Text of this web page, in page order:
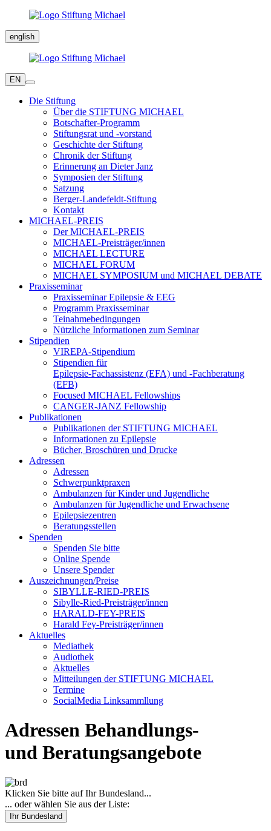
english
EN
Die Stiftung
Über die STIFTUNG MICHAEL
Botschafter-Programm
Stiftungsrat und -vorstand
Geschichte der Stiftung
Chronik der Stiftung
Erinnerung an Dieter Janz
Symposien der Stiftung
Satzung
Berger-Landefeldt-Stiftung
Kontakt
MICHAEL-PREIS
Der MICHAEL-PREIS
MICHAEL-Preisträger/innen
MICHAEL LECTURE
MICHAEL FORUM
MICHAEL SYMPOSIUM und MICHAEL DEBATE
Praxisseminar
Praxisseminar Epilepsie & EEG
Programm Praxisseminar
Teinahmebedingungen
Nützliche Informationen zum Seminar
Stipendien
VIREPA-Stipendium
Stipendien für
Epilepsie-Fachassistenz (EFA) und -Fachberatung
(EFB)
Focused MICHAEL Fellowships
CANGER-JANZ Fellowship
Publikationen
Publikationen der STIFTUNG MICHAEL
Informationen zu Epilepsie
Bücher, Broschüren und Drucke
Adressen
Adressen
Schwerpunktpraxen
Ambulanzen für Kinder und Jugendliche
Ambulanzen für Jugendliche und Erwachsene
Epilepsiezentren
Beratungsstellen
Spenden
Spenden Sie bitte
Online Spende
Unsere Spender
Auszeichnungen/Preise
SIBYLLE-RIED-PREIS
Sibylle-Ried-Preisträger/innen
HARALD-FEY-PREIS
Harald Fey-Preisträger/innen
Aktuelles
Mediathek
Audiothek
Aktuelles
Mitteilungen der STIFTUNG MICHAEL
Termine
SocialMedia Linksammllung
Adressen Behandlungs-
und Beratungsangebote
Klicken Sie bitte auf Ihr Bundesland...
... oder wählen Sie aus der Liste:
Ihr Bundesland